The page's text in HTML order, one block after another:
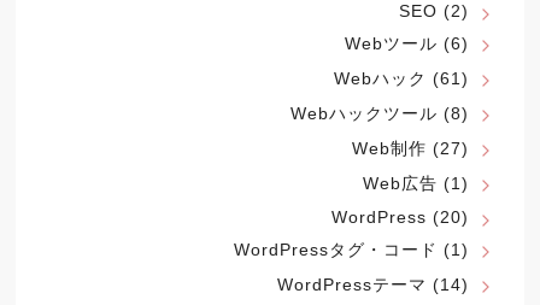
SEO (2)
Webツール (6)
Webハック (61)
Webハックツール (8)
Web制作 (27)
Web広告 (1)
WordPress (20)
WordPressタグ・コード (1)
WordPressテーマ (14)